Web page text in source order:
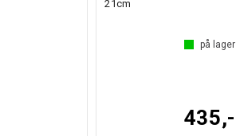
21cm
på lager
435,-